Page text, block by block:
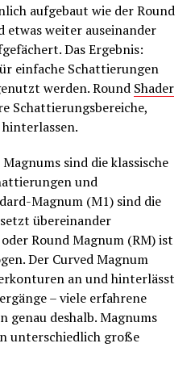
aufgebaut wie der Round
etwas weiter auseinander
Das Ergebnis:
einfache Schattierungen
werden. Round Shader
Schattierungsbereiche,
Magnums sind die klassische
und
Magnum (M1) sind die
übereinander
Round Magnum (RM) ist
Der Curved Magnum
an und hinterlässt
– viele erfahrene
genau deshalb. Magnums
unterschiedlich große